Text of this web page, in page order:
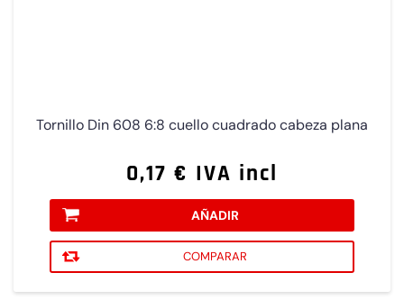
Tornillo Din 608 6:8 cuello cuadrado cabeza plana
0,17 € IVA incl
AÑADIR
COMPARAR